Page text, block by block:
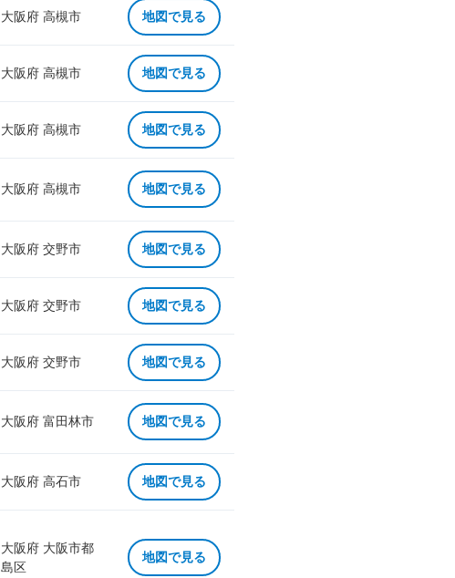
大阪府 高槻市 地図で見る
大阪府 高槻市 地図で見る
大阪府 高槻市 地図で見る
大阪府 高槻市 地図で見る
大阪府 交野市 地図で見る
大阪府 交野市 地図で見る
大阪府 交野市 地図で見る
大阪府 富田林市 地図で見る
大阪府 高石市 地図で見る
大阪府 大阪市都
島区
地図で見る